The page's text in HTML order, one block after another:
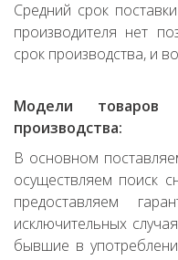
Средний срок
производителя нет
срок производства, и
Модели
производства:
В основном
осуществляем поиск
предоставляем
исключительных
бывшие в